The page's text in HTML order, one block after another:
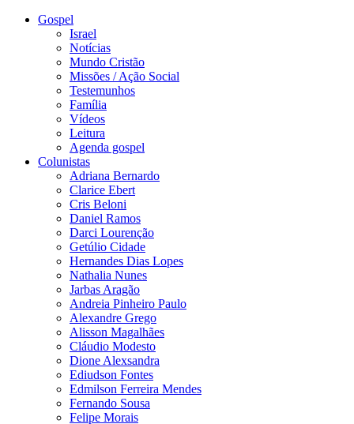
Gospel
Israel
Notícias
Mundo Cristão
Missões / Ação Social
Testemunhos
Família
Vídeos
Leitura
Agenda gospel
Colunistas
Adriana Bernardo
Clarice Ebert
Cris Beloni
Daniel Ramos
Darci Lourenção
Getúlio Cidade
Hernandes Dias Lopes
Nathalia Nunes
Jarbas Aragão
Andreia Pinheiro Paulo
Alexandre Grego
Alisson Magalhães
Cláudio Modesto
Dione Alexsandra
Ediudson Fontes
Edmilson Ferreira Mendes
Fernando Sousa
Felipe Morais